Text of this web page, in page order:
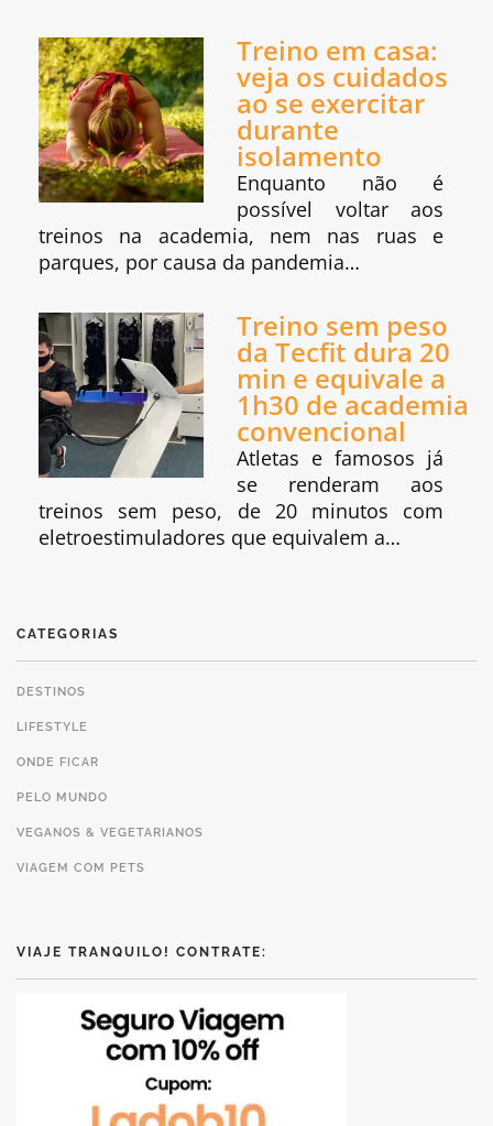
Treino em casa:
veja os cuidados
ao se exercitar
durante
isolamento
Enquanto não é
possível voltar aos
treinos na academia, nem nas ruas e
parques, por causa da pandemia…
Treino sem peso
da Tecfit dura 20
min e equivale a
1h30 de academia
convencional
Atletas e famosos já
se renderam aos
treinos sem peso, de 20 minutos com
eletroestimuladores que equivalem a…
CATEGORIAS
DESTINOS
LIFESTYLE
ONDE FICAR
PELO MUNDO
VEGANOS & VEGETARIANOS
VIAGEM COM PETS
VIAJE TRANQUILO! CONTRATE: